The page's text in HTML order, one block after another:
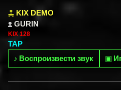
KIX DEMO
GURIN
KIX 128
TAP
♪ Воспроизвести звук ▣